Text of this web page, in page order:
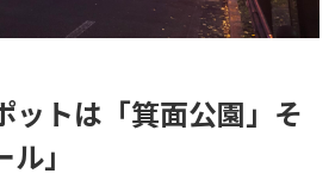
ットは「箕面公園」そ
」